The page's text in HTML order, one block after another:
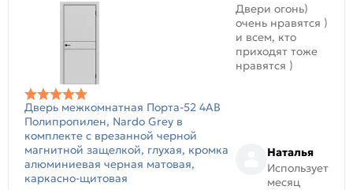
Дверь межкомнатная Порта-52 4AB
Полипропилен, Nardo Grey в
комплекте с врезанной черной
магнитной защелкой, глухая, кромка
алюминиевая черная матовая,
каркасно-щитовая
Двери огонь)
очень нравятся )
и всем, кто
приходят тоже
нравятся )
Наталья
Использует
месяц